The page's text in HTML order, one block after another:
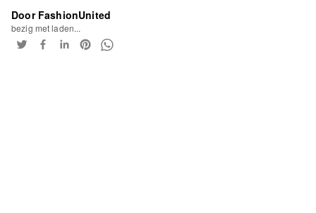
Door FashionUnited
bezig met laden...